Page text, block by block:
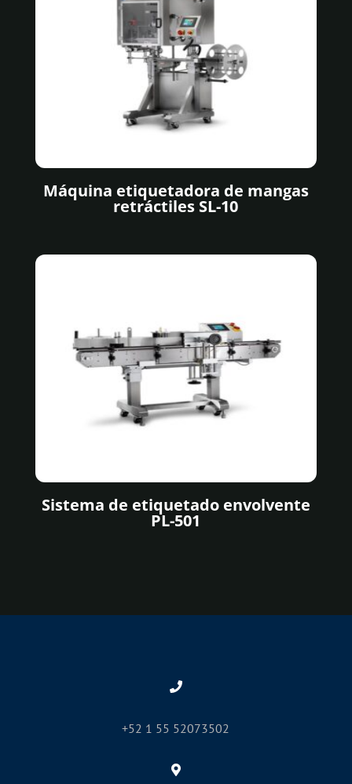
Máquina etiquetadora de mangas
retráctiles SL-10
Sistema de etiquetado envolvente
PL-501
+52 1 55 52073502